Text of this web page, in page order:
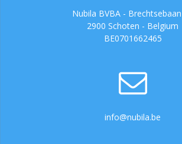
Nubila BVBA -
2900 Schoten - Belgium
BE0701662465
info@nubila.be